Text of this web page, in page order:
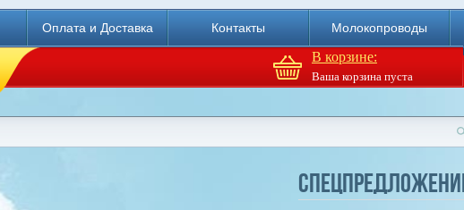
Оплата и Доставка Контакты Молокопроводы
В корзине:
Ваша корзина пуста